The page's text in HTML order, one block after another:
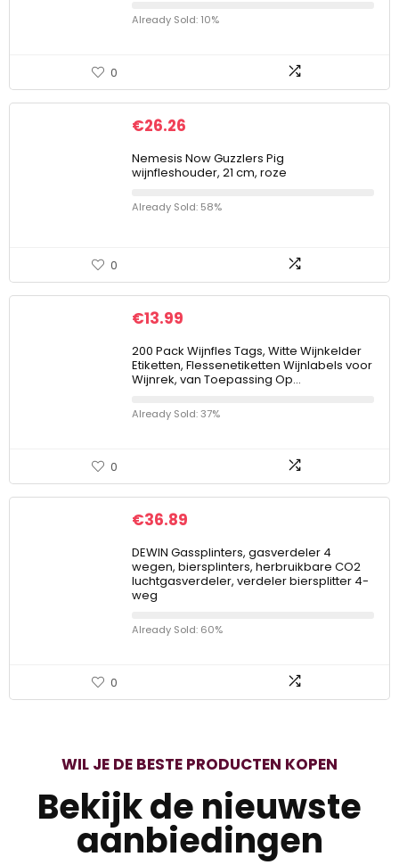
Already Sold: 10%
0
€26.26
Nemesis Now Guzzlers Pig
wijnfleshouder, 21 cm, roze
Already Sold: 58%
0
€13.99
200 Pack Wijnfles Tags, Witte Wijnkelder
Etiketten, Flessenetiketten Wijnlabels voor
Wijnrek, van Toepassing Op…
Already Sold: 37%
0
€36.89
DEWIN Gassplinters, gasverdeler 4
wegen, biersplinters, herbruikbare CO2
luchtgasverdeler, verdeler biersplitter 4-
weg
Already Sold: 60%
0
WIL JE DE BESTE PRODUCTEN KOPEN
Bekijk de nieuwste
aanbiedingen